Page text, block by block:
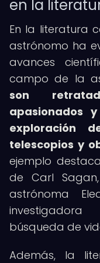
en la
En la literatura
astrónomo ha
avances
campo de la
son
apasionados
exploración
telescopios y
ejemplo
de Carl
astrónoma
búsqueda de
Además, la